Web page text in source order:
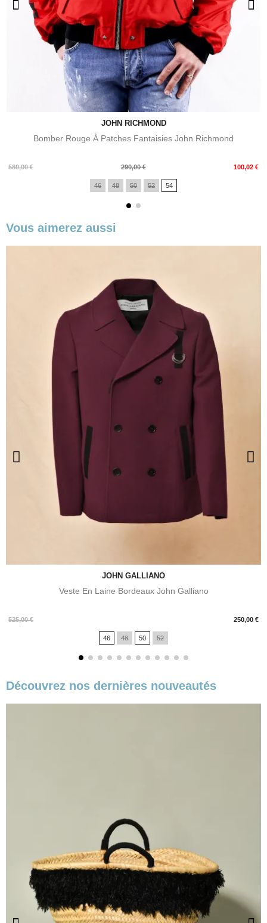
JOHN RICHMOND
Bomber Rouge À Patches Fantaisies John Richmond
580,00 €
Prix
290,00 € 100,02 €
Prix
46 48 50 52 54
Vous aimerez aussi
JOHN GALLIANO
Veste En Laine Bordeaux John Galliano
525,00 € 250,00 €
Prix
46 48 50 52
Découvrez nos dernières nouveautés